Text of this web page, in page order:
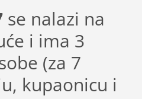
se nalazi na
i ima 3
(za 7
kupaonicu i